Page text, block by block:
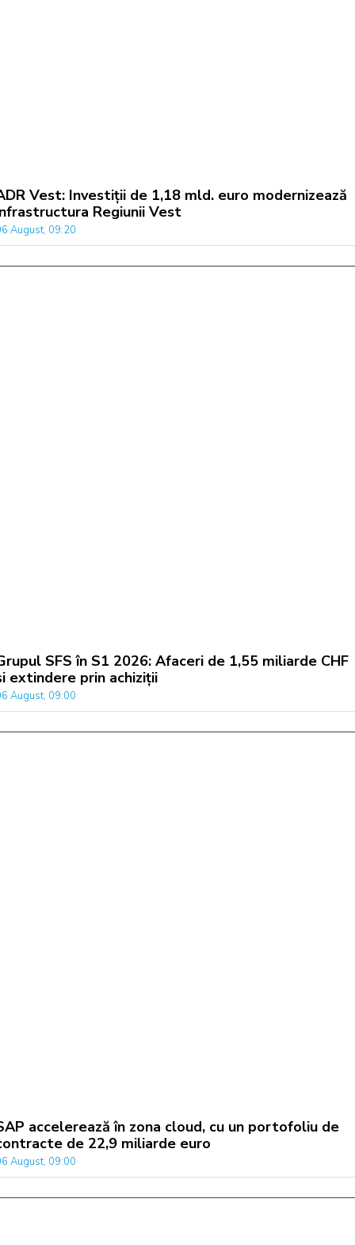
Vest: Investiții de 1,18 mld. euro modernizează
Regiunii Vest
August, 09:20
SFS în S1 2026: Afaceri de 1,55 miliarde CHF
extindere prin achiziții
August, 09:00
accelerează în zona cloud, cu un portofoliu de
de 22,9 miliarde euro
August, 09:00